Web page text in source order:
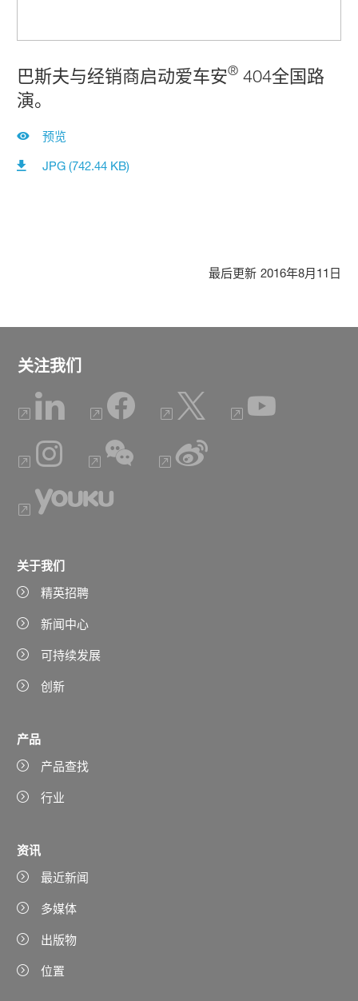
巴斯夫与经销商启动爱车安® 404全国路
演。
预览
JPG (742.44 KB)
最后更新 2016年8月11日
关注我们
关于我们
精英招聘
新闻中心
可持续发展
创新
产品
产品查找
行业
资讯
最近新闻
多媒体
出版物
位置